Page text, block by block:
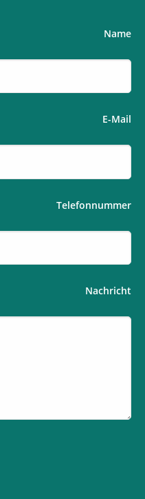
Name
E-Mail
Telefonnummer
Nachricht